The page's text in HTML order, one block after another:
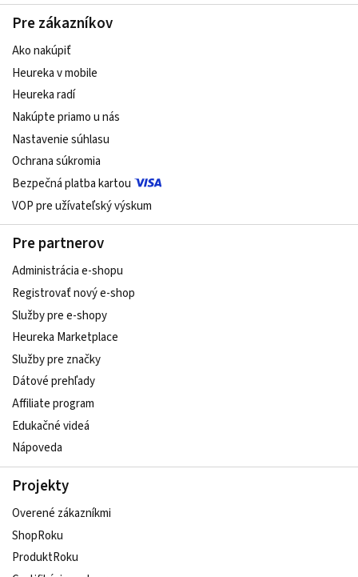
Pre zákazníkov
Ako nakúpiť
Heureka v mobile
Heureka radí
Nakúpte priamo u nás
Nastavenie súhlasu
Ochrana súkromia
Bezpečná platba kartou
VOP pre užívateľský výskum
Pre partnerov
Administrácia e-shopu
Registrovať nový e-shop
Služby pre e‑shopy
Heureka Marketplace
Služby pre značky
Dátové prehľady
Affiliate program
Edukačné videá
Nápoveda
Projekty
Overené zákazníkmi
ShopRoku
ProduktRoku